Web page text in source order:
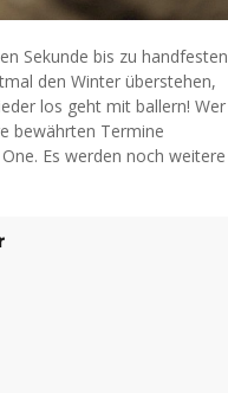
Sekunde bis zu handfesten
den Winter überstehen,
los geht mit ballern! Wer
bewährten Termine
Es werden noch weitere